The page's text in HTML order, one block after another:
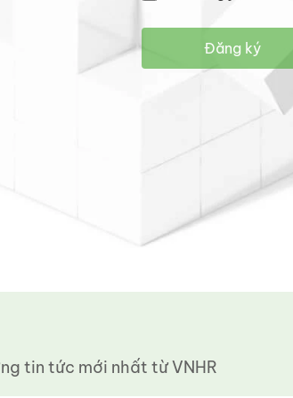
Đăng ký
tin tức mới nhất từ ​​VNHR